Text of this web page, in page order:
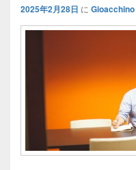
2025年2月28日 に Gioacchino